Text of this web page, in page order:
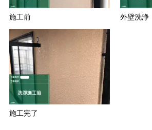
施工前 外壁洗浄
施工完了